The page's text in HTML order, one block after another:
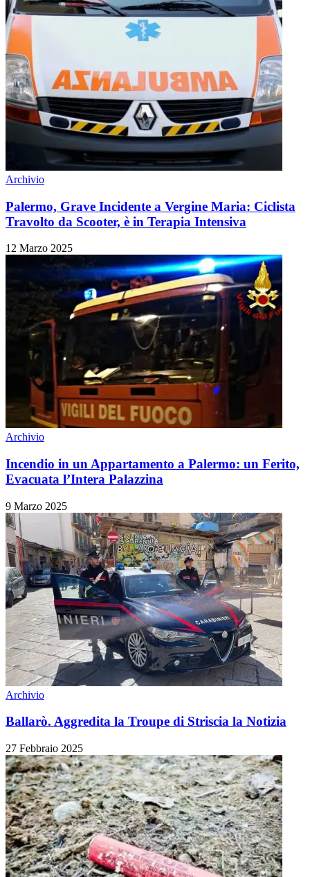
Archivio
Palermo, Grave Incidente a Vergine Maria: Ciclista
Travolto da Scooter, è in Terapia Intensiva
12 Marzo 2025
Archivio
Incendio in un Appartamento a Palermo: un Ferito,
Evacuata l’Intera Palazzina
9 Marzo 2025
Archivio
Ballarò. Aggredita la Troupe di Striscia la Notizia
27 Febbraio 2025